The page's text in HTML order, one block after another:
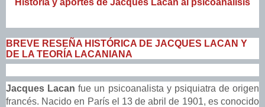
BREVE RESEÑA HISTÓRICA DE JACQUES LACAN Y
DE LA TEORÍA LACANIANA
Jacques Lacan fue un psicoanalista y psiquiatra de origen
francés. Nacido en París el 13 de abril de 1901, es conocido